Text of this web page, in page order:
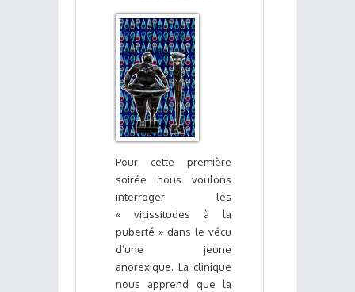
Pour cette première
soirée nous voulons
interroger les
« vicissitudes à la
puberté » dans le vécu
d’une jeune
anorexique. La clinique
nous apprend que la